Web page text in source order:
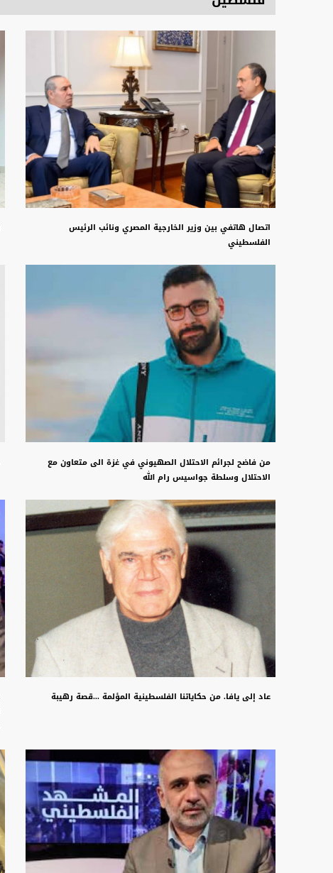
اتصال هاتفي بين وزير الخارجية المصري ونائب الرئيس
الفلسطيني
من فاضح لجرائم الاحتلال الصهيوني في غزة الى متعاون مع
الاحتلال وسلطة جواسيس رام الله
عاد إلى يافا. من حكاياتنا الفلسطينية المؤلمة ...قصة رهيبة